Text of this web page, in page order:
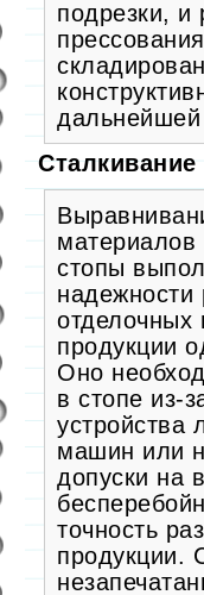
подрезки, и
дальнейшей
Сталкивание
стопы
надежности
продукции
Оно
в стопе из-
устройства
машин или
допуски на
точность
продукции.